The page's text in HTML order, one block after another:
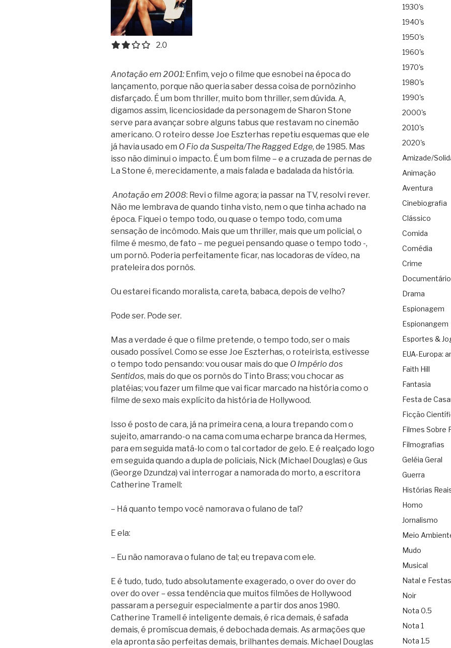
2.0 out of 5.0 stars
2.0
Anotação em 2001: Enfim, vejo o filme que esnobei na época do
lançamento, porque não queria saber dessa coisa de pornôzinho
disfarçado. É um bom thriller, muito bom thriller, sem dúvida. A,
digamos assim, licenciosidade da personagem de Sharon Stone
serve para avançar sobre alguns tabus que restavam no cinemão
americano. O roteiro desse Joe Eszterhas repetiu esquemas que ele
já havia usado em O Fio da Suspeita/The Ragged Edge, de 1985. Mas
isso não diminui o impacto. É um bom filme – e a cruzada de pernas de
La Stone é, merecidamente, a mais falada e badalada da história.
Anotação em 2008: Revi o filme agora; ia passar na TV, resolvi rever.
Não me lembrava de quando tinha visto, nem o que tinha achado na
época. Fiquei o tempo todo, ou quase o tempo todo, com uma
sensação de incômodo. Mais que um thriller, mais que um policial, o
filme é mesmo, de fato – me peguei pensando quase o tempo todo -,
um pornô. Poderia perfeitamente ficar, nas locadoras de vídeo, na
prateleira dos pornôs.
Ou estarei ficando moralista, careta, babaca, depois de velho?
Pode ser. Pode ser.
Mas a verdade é que o filme pretende, o tempo todo, ser o mais
ousado possível. Como se esse Joe Eszterhas, o roteirista, estivesse
o tempo todo pensando: vou ousar mais do que O Império dos
Sentidos, mais do que os pornôs do Tinto Brass; vou chocar as
platéias; vou fazer um filme que vai ficar marcado na história como o
filme de sexo mais explícito da história de Hollywood.
Isso é posto de cara, já na primeira cena, a loura trepando com o
sujeito, amarrando-o na cama com uma echarpe branca da Hermes,
para em seguida matá-lo com o tal cortador de gelo. E é realçado logo
em seguida quando a dupla de policiais, Nick (Michael Douglas) e Gus
(George Dzundza) vai interrogar a namorada do morto, a escritora
Catherine Tramell:
– Há quanto tempo você namorava o fulano de tal?
E ela:
– Eu não namorava o fulano de tal; eu trepava com ele.
E é tudo, tudo, tudo absolutamente exagerado, o over do over do
over do over – essa tendência que muitos filmões de Hollywood
passaram a perseguir especialmente a partir dos anos 1980.
Catherine Tramell é inteligente demais, é rica demais, é safada
demais, é promíscua demais, é debochada demais. As armações que
ela apronta são perfeitas demais, brilhantes demais. Michael Douglas
1930's
1940's
1950's
1960's
1970's
1980's
1990's
2000's
2010's
2020's
Amizade/
Animação
Aventura
Cinebiografia
Clássico
Comida
Comédia
Crime
Documentário
Drama
Espionagem
Espionangem
Esportes &
EUA-Europa:
Faith Hill
Fantasia
Festa de
Ficção
Filmes Sobre
Filmografias
Geléia Geral
Guerra
Histórias
Homo
Jornalismo
Meio
Mudo
Musical
Natal e Festas
Noir
Nota 0.5
Nota 1
Nota 1.5